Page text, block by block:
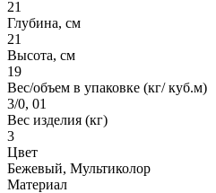
21
Глубина, см
21
Высота, см
19
Вес/объем в упаковке (кг/ куб.м)
3/0, 01
Вес изделия (кг)
3
Цвет
Бежевый, Мультиколор
Материал